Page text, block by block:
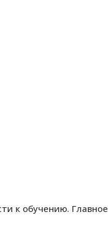
к обучению. Главное